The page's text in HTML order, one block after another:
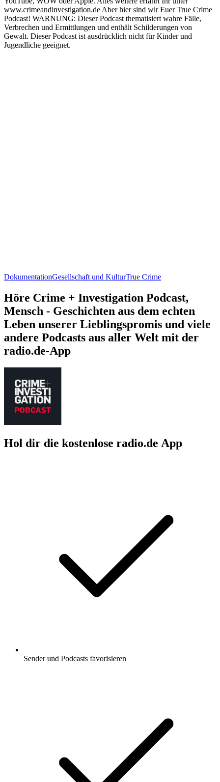
www.crimeandinvestigation.de Aber hier sind wir Euer True Crime
Podcast! WARNUNG: Dieser Podcast thematisiert wahre Fälle,
Verbrechen und Ermittlungen und enthält Schilderungen von
Gewalt. Dieser Podcast ist ausdrücklich nicht für Kinder und
Jugendliche geeignet.
DokumentationGesellschaft und KulturTrue Crime
Höre Crime + Investigation Podcast,
Mensch - Geschichten aus dem echten
Leben unserer Lieblingspromis und viele
andere Podcasts aus aller Welt mit der
radio.de-App
Hol dir die kostenlose radio.de App
Sender und Podcasts favorisieren